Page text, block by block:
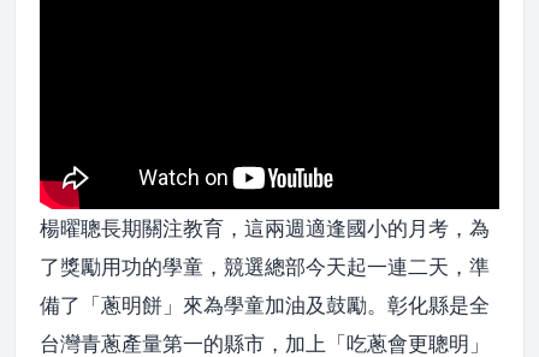
楊曜聰長期關注教育，這兩週適逢國小的月考，為
了獎勵用功的學童，競選總部今天起一連二天，準
備了「蔥明餅」來為學童加油及鼓勵。彰化縣是全
台灣青蔥產量第一的縣市，加上「吃蔥會更聰明」